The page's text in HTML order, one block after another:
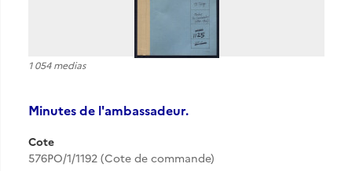
1 054 medias
Minutes de l'ambassadeur.
Cote
576PO/1/1192 (Cote de commande)